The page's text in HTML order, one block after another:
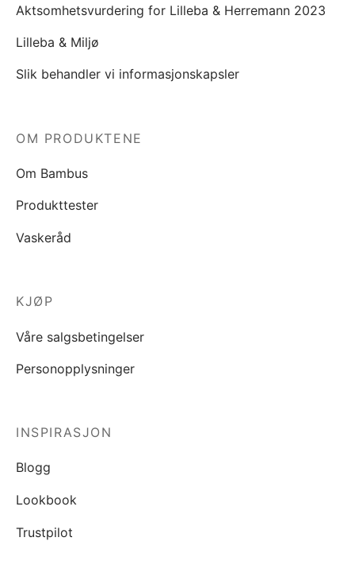
Aktsomhetsvurdering for Lilleba & Herremann 2023
Lilleba & Miljø
Slik behandler vi informasjonskapsler
OM PRODUKTENE
Om Bambus
Produkttester
Vaskeråd
KJØP
Våre salgsbetingelser
Personopplysninger
INSPIRASJON
Blogg
Lookbook
Trustpilot